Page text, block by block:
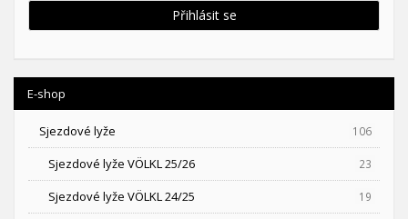
Přihlásit se
E-shop
Sjezdové lyže 106
Sjezdové lyže VÖLKL 25/26 23
Sjezdové lyže VÖLKL 24/25 19